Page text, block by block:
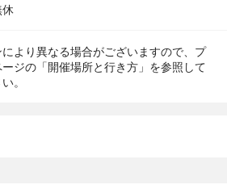
より異なる場合がございますので、プ
ジの「開催場所と行き方」を参照して
。